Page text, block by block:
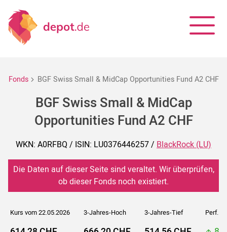
Fonds BGF Swiss Small & MidCap Opportunities Fund A2 CHF
BGF Swiss Small & MidCap
Opportunities Fund A2 CHF
WKN: A0RFBQ / ISIN: LU0376446257 / BlackRock (LU)
Die Daten auf dieser Seite sind veraltet. Wir überprüfen,
ob dieser Fonds noch existiert.
Kurs vom 22.05.2026 3-Jahres-Hoch 3-Jahres-Tief Perf. 5J